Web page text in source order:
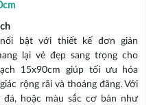
nổi bật với thiết kế đơn giản
lại vẻ đẹp sang trọng cho
15x90cm giúp tối ưu hóa
rộng rãi và thoáng đãng. Với
đá, hoặc màu sắc cơ bản như